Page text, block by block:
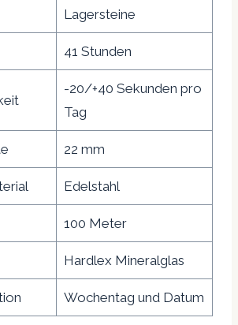
Lagersteine
41 Stunden
-20/+40 Sekunden pro
Tag
22 mm
Edelstahl
100 Meter
Hardlex Mineralglas
Wochentag und Datum